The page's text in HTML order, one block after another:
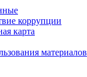
коррупции
карта
материалов